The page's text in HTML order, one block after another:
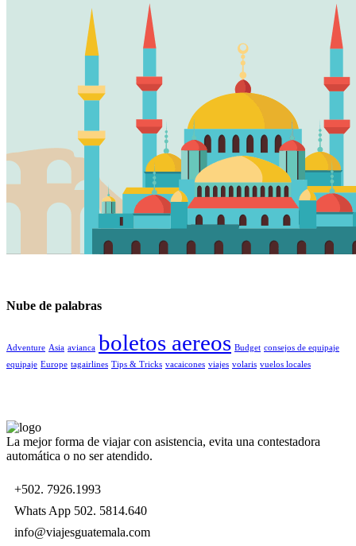
Nube de palabras
Adventure Asia avianca boletos aereos Budget consejos de equipaje
equipaje Europe tagairlines Tips & Tricks vacaicones viajes volaris vuelos locales
La mejor forma de viajar con asistencia, evita una contestadora
automática o no ser atendido.
+502. 7926.1993
Whats App 502. 5814.640
info@viajesguatemala.com